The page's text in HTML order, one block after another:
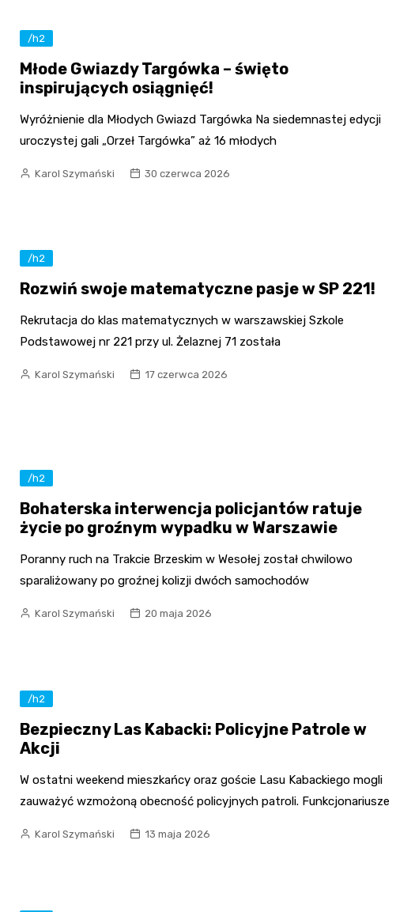
/h2
Młode Gwiazdy Targówka – święto
inspirujących osiągnięć!
Wyróżnienie dla Młodych Gwiazd Targówka Na siedemnastej edycji
uroczystej gali „Orzeł Targówka” aż 16 młodych
Karol Szymański 30 czerwca 2026
/h2
Rozwiń swoje matematyczne pasje w SP 221!
Rekrutacja do klas matematycznych w warszawskiej Szkole
Podstawowej nr 221 przy ul. Żelaznej 71 została
Karol Szymański 17 czerwca 2026
/h2
Bohaterska interwencja policjantów ratuje
życie po groźnym wypadku w Warszawie
Poranny ruch na Trakcie Brzeskim w Wesołej został chwilowo
sparaliżowany po groźnej kolizji dwóch samochodów
Karol Szymański 20 maja 2026
/h2
Bezpieczny Las Kabacki: Policyjne Patrole w
Akcji
W ostatni weekend mieszkańcy oraz goście Lasu Kabackiego mogli
zauważyć wzmożoną obecność policyjnych patroli. Funkcjonariusze
Karol Szymański 13 maja 2026